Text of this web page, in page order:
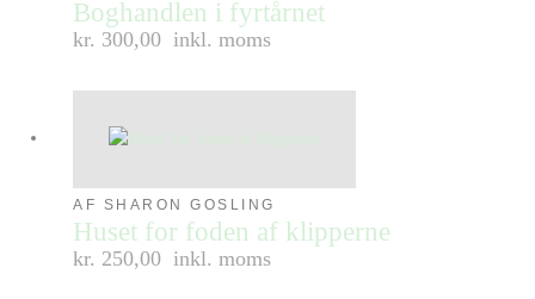
Boghandlen i fyrtårnet
kr. 300,00 inkl. moms
AF SHARON GOSLING
Huset for foden af klipperne
kr. 250,00 inkl. moms